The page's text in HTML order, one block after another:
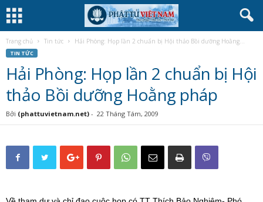
Trang chủ Tin tức Hải Phòng: Họp lần 2 chuẩn bị Hội thảo Bồi dưỡng Hoằng...
TIN TỨC
Hải Phòng: Họp lần 2 chuẩn bị Hội
thảo Bồi dưỡng Hoằng pháp
Bởi (phattuvietnam.net) - 22 Tháng Tám, 2009